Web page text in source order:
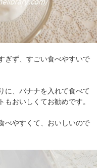
ぎず、すごい食べやすいで
に、バナナを入れて食べて
おいしくてお勧めです。
べやすくて、おいしいので